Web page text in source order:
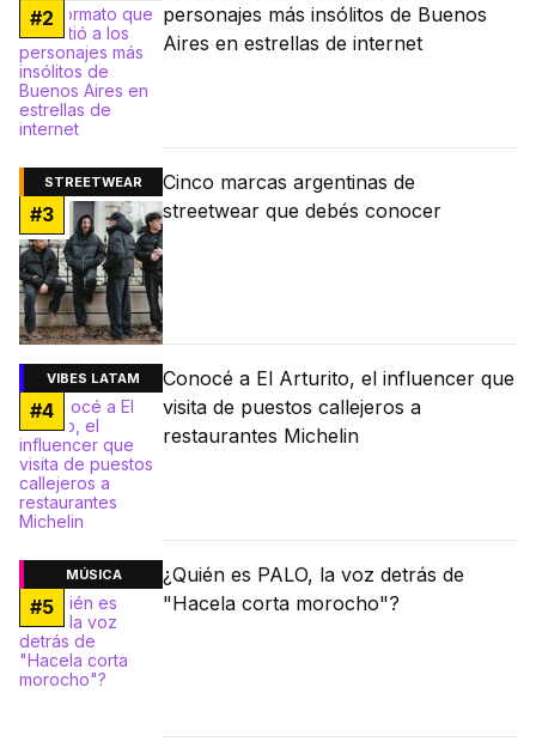
#2
personajes más insólitos de Buenos
Aires en estrellas de internet
STREETWEAR
#3
Cinco marcas argentinas de
streetwear que debés conocer
VIBES LATAM
#4
Conocé a El Arturito, el influencer que
visita de puestos callejeros a
restaurantes Michelin
MÚSICA
#5
¿Quién es PALO, la voz detrás de
"Hacela corta morocho"?